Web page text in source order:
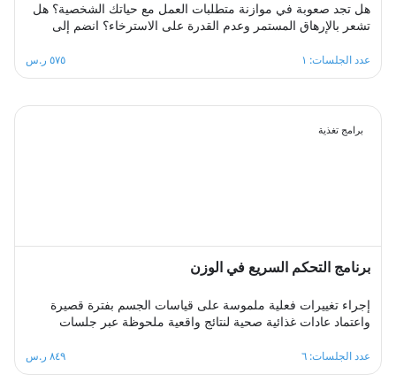
هل تجد صعوبة في موازنة متطلبات العمل مع حياتك الشخصية؟ هل
تشعر بالإرهاق المستمر وعدم القدرة على الاسترخاء؟ انضم إلى
من خلال مشاركة تجاربك مع الآخرين، تبادل الحلول، وتطبيق
استراتيجيات فعالة لتحقيق الانسجام بين العمل والحياة في بيئة
عدد الجلسات: ١ ٥٧٥ ر.س
برامج تغذية
برنامج التحكم السريع في الوزن
إجراء تغييرات فعلية ملموسة على قياسات الجسم بفترة قصيرة
واعتماد عادات غذائية صحية لنتائج واقعية ملحوظة عبر جلسات
غذائية جديدة ويتابع برامج حميات يكتسب منها مهارات التنظيم
الصحي للمتناول الغذائي اليومي بما يتناسب مع حاجات جسمه من
عدد الجلسات: ٦ ٨٤٩ ر.س